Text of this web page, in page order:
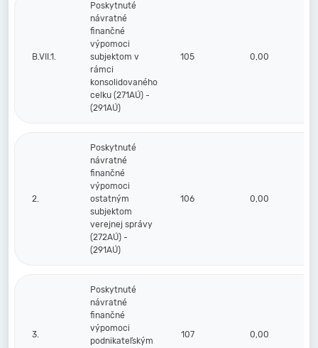
B.VII.1.
Poskytnuté
návratné
finančné
výpomoci
subjektom v
rámci
konsolidovaného
celku (271AÚ) -
(291AÚ)
105 0,00
2.
Poskytnuté
návratné
finančné
výpomoci
ostatným
subjektom
verejnej správy
(272AÚ) -
(291AÚ)
106 0,00
3.
Poskytnuté
návratné
finančné
výpomoci
podnikateľským
107 0,00